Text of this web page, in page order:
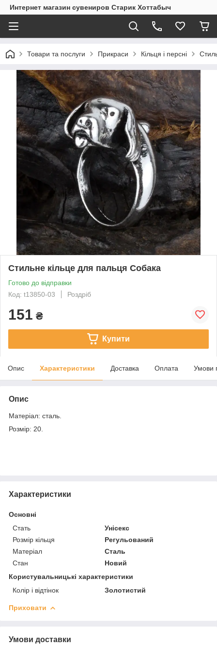
Интернет магазин сувениров Старик Хоттабыч
Товари та послуги Прикраси Кільця і персні
Стильне кільце для пальця Собака
Готово до відправки
Код: t13850-03
Роздріб
151 ₴
Купити
Опис Характеристики Доставка Оплата Умови
Опис
Матеріал: сталь.
Розмір: 20.
Характеристики
Основні
Стать
Унісекс
Розмір кільця
Регульований
Матеріал
Сталь
Стан
Новий
Користувальницькі характеристики
Колір і відтінок
Золотистий
Приховати
Умови доставки